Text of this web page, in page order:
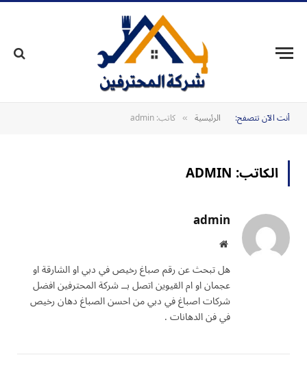
أنت الآن تتصفح: الرئيسية » كاتب: admin
الكاتب: ADMIN
admin
موقع
هل تبحث عن رقم صباغ رخيص في دبي او الشارقة او
عجمان او ام القيوين اتصل بــ شركة المحترفين افضل
شركات اصباغ في دبي من احسن الصباغ دهان رخيص
في فن الدهانات .